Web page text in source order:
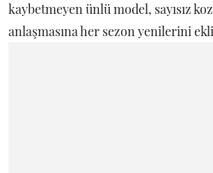
kaybetmeyen ünlü model, sayısız
anlaşmasına her sezon yenilerini